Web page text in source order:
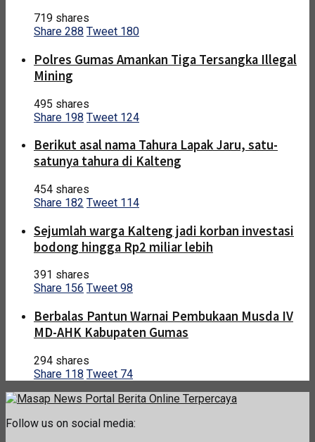
719 shares
Share 288 Tweet 180
Polres Gumas Amankan Tiga Tersangka Illegal
Mining
495 shares
Share 198 Tweet 124
Berikut asal nama Tahura Lapak Jaru, satu-
satunya tahura di Kalteng
454 shares
Share 182 Tweet 114
Sejumlah warga Kalteng jadi korban investasi
bodong hingga Rp2 miliar lebih
391 shares
Share 156 Tweet 98
Berbalas Pantun Warnai Pembukaan Musda IV
MD-AHK Kabupaten Gumas
294 shares
Share 118 Tweet 74
Follow us on social media: